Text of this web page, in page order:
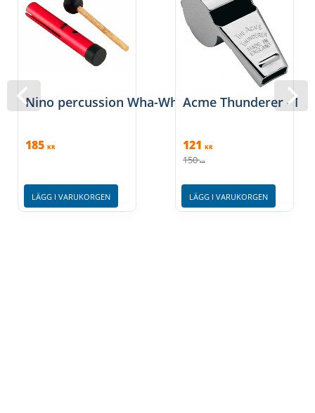
Nino percussion Wha-Wha-Rör
185 KR
LÄGG I VARUKORGEN
Acme Thunderer -
121 KR
150 KR
LÄGG I VARUKORGEN